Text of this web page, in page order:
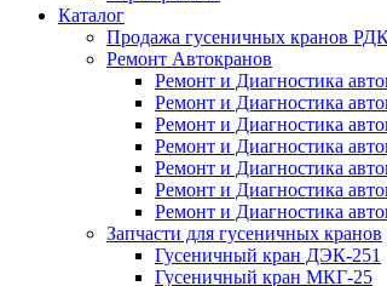
Каталог
Продажа гусеничных кранов
Ремонт Автокранов
Ремонт и Диагностика
Ремонт и Диагностика
Ремонт и Диагностика
Ремонт и Диагностика
Ремонт и Диагностика
Ремонт и Диагностика
Ремонт и Диагностика
Запчасти для гусеничных кранов
Гусеничный кран ДЭК-251
Гусеничный кран МКГ-25